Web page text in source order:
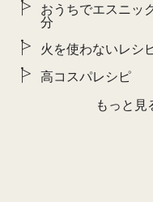
おうちでエスニッ
分
火を使わないレシ
高コスパレシピ
もっと見